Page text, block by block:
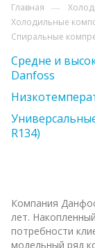
Главная —
Холодильные
Спиральные
Cредне и
Danfoss
R134)
Компания
лет.
потребности
модельный ряд